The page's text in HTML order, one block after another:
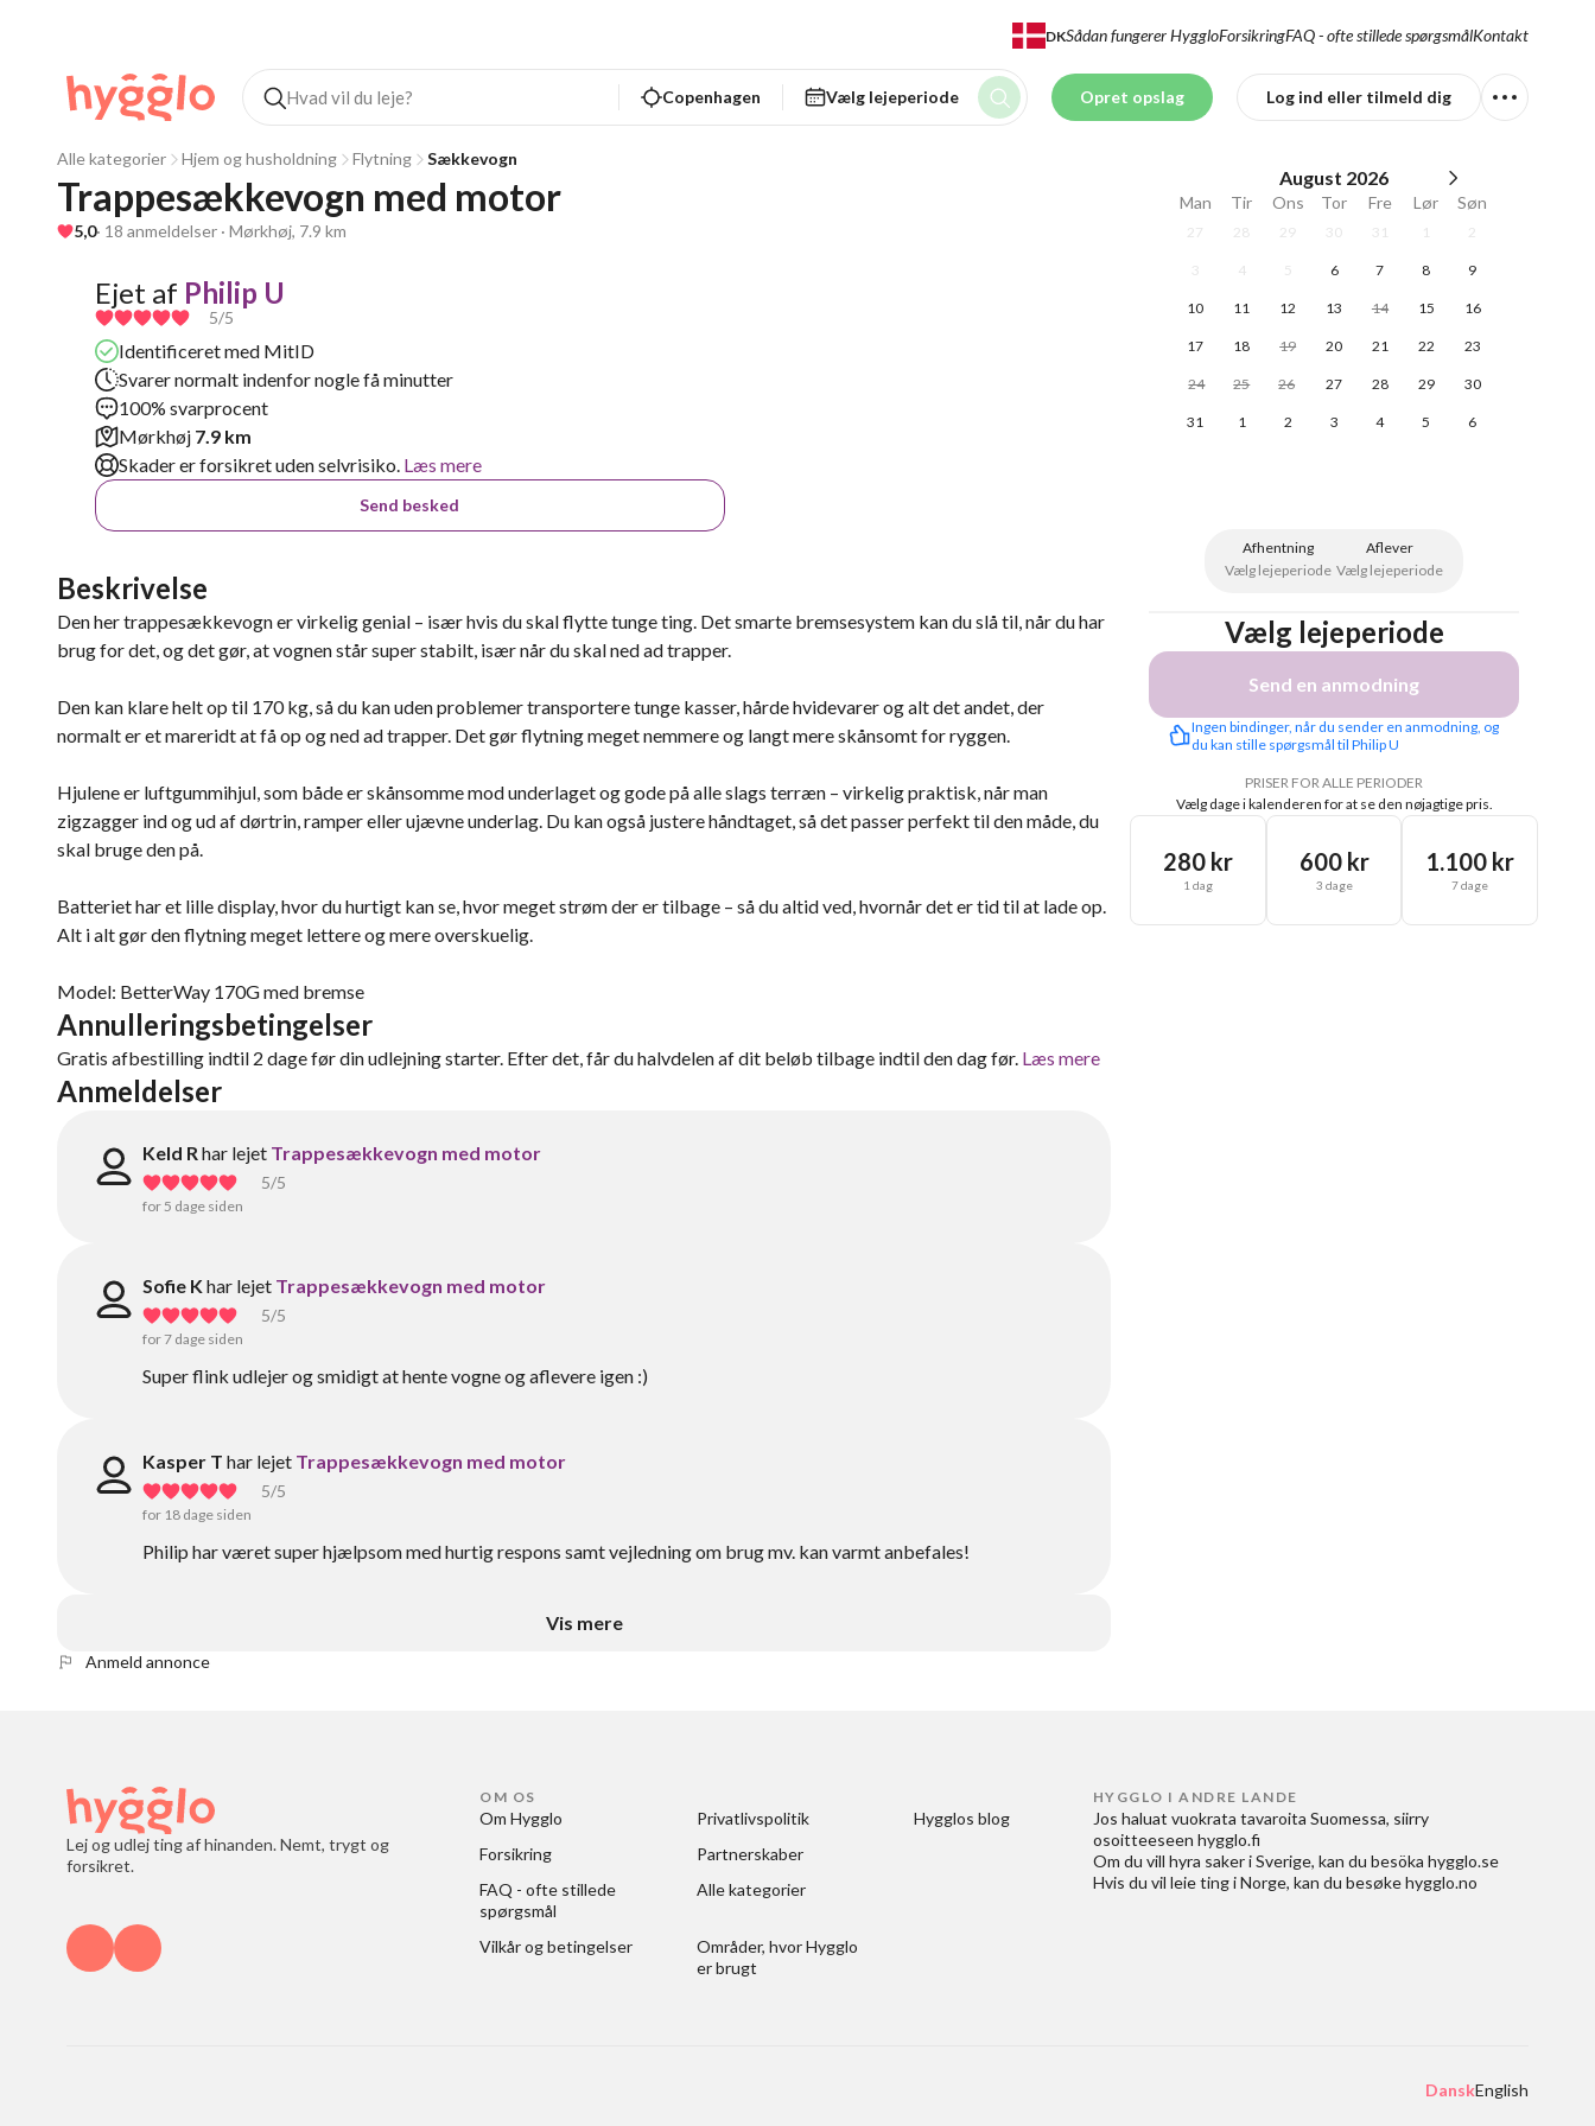
DKSådan fungerer HyggloForsikringFAQ - ofte stillede spørgsmålKontakt
Copenhagen Vælg lejeperiode Opret opslag Log ind eller tilmeld dig
Alle kategorier Hjem og husholdning Flytning Sækkevogn
Trappesækkevogn med motor
5,0· 18 anmeldelser · Mørkhøj, 7.9 km
Ejet af Philip U
5/5
Identificeret med MitID
Svarer normalt indenfor nogle få minutter
100% svarprocent
Mørkhøj 7.9 km
Skader er forsikret uden selvrisiko. Læs mere
Send besked
Beskrivelse
Den her trappesækkevogn er virkelig genial – især hvis du skal flytte tunge ting. Det smarte bremsesystem kan du slå til, når du har
brug for det, og det gør, at vognen står super stabilt, især når du skal ned ad trapper.
Den kan klare helt op til 170 kg, så du kan uden problemer transportere tunge kasser, hårde hvidevarer og alt det andet, der
normalt er et mareridt at få op og ned ad trapper. Det gør flytning meget nemmere og langt mere skånsomt for ryggen.
Hjulene er luftgummihjul, som både er skånsomme mod underlaget og gode på alle slags terræn – virkelig praktisk, når man
zigzagger ind og ud af dørtrin, ramper eller ujævne underlag. Du kan også justere håndtaget, så det passer perfekt til den måde, du
skal bruge den på.
Batteriet har et lille display, hvor du hurtigt kan se, hvor meget strøm der er tilbage – så du altid ved, hvornår det er tid til at lade op.
Alt i alt gør den flytning meget lettere og mere overskuelig.
Model: BetterWay 170G med bremse
Annulleringsbetingelser
Gratis afbestilling indtil 2 dage før din udlejning starter. Efter det, får du halvdelen af dit beløb tilbage indtil den dag før. Læs mere
Anmeldelser
Keld Rhar lejet Trappesækkevogn med motor
5/5
for 5 dage siden
Sofie K har lejet Trappesækkevogn med motor
5/5
for 7 dage siden
Super flink udlejer og smidigt at hente vogne og aflevere igen :)
Kasper T har lejet Trappesækkevogn med motor
5/5
for 18 dage siden
Philip har været super hjælpsom med hurtig respons samt vejledning om brug mv. kan varmt anbefales!
Vis mere
August 2026
Man Tir Ons Tor Fre Lør Søn
27 28 29 30 31 1 2
3 4 5 6 7 8 9
10 11 12 13 14 15 16
17 18 19 20 21 22 23
24 25 26 27 28 29 30
31 1 2 3 4 5 6
Afhentning
Vælg lejeperiode
Aflever
Vælg lejeperiode
Vælg lejeperiode
Send en anmodning
Ingen bindinger, når du sender en anmodning, og
du kan stille spørgsmål til Philip U
PRISER FOR ALLE PERIODER
Vælg dage i kalenderen for at se den nøjagtige pris.
280 kr
1 dag
600 kr
3 dage
1.100 kr
7 dage
Anmeld annonce
Lej og udlej ting af hinanden. Nemt, trygt og
forsikret.
OM OS
Om Hygglo
Forsikring
FAQ - ofte stillede
spørgsmål
Vilkår og betingelser
Privatlivspolitik
Partnerskaber
Alle kategorier
Områder, hvor Hygglo
er brugt
Hygglos blog
HYGGLO I ANDRE LANDE
Jos haluat vuokrata tavaroita Suomessa, siirry
osoitteeseen hygglo.fi
Om du vill hyra saker i Sverige, kan du besöka hygglo.se
Hvis du vil leie ting i Norge, kan du besøke hygglo.no
DanskEnglish